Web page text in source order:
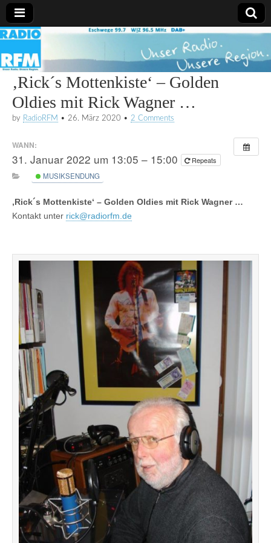
Radio
RFM
‚Rick´s Mottenkiste‘ – Golden
Oldies mit Rick Wagner …
by RadioRFM • 26. März 2020 • 2 Comments
WANN:
31. Januar 2022 um 13:05 – 15:00
Repeats
MUSIKSENDUNG
‚Rick´s Mottenkiste‘ – Golden Oldies mit Rick Wagner …
Kontakt unter rick@radiorfm.de